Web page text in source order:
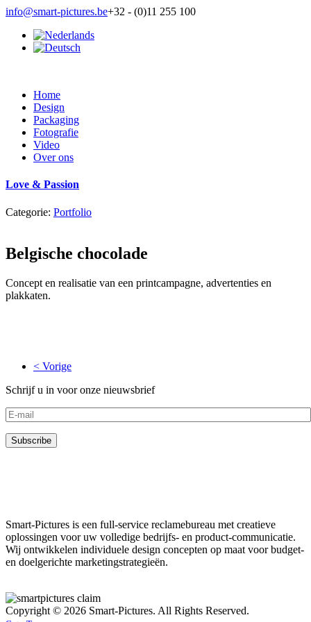
info@smart-pictures.be+32 - (0)11 255 100
Home
Design
Packaging
Fotografie
Video
Over ons
Love & Passion
Categorie: Portfolio
Belgische chocolade
Concept en realisatie van een printcampagne, advertenties en
plakkaten.
< Vorige
Schrijf u in voor onze nieuwsbrief
Smart-Pictures is een full-service reclamebureau met creatieve
oplossingen voor uw volledige bedrijfs- en product-communicatie.
Wij ontwikkelen individuele design concepten op maat voor budget-
en doelgerichte marketingstrategieën.
Copyright © 2026 Smart-Pictures. All Rights Reserved.